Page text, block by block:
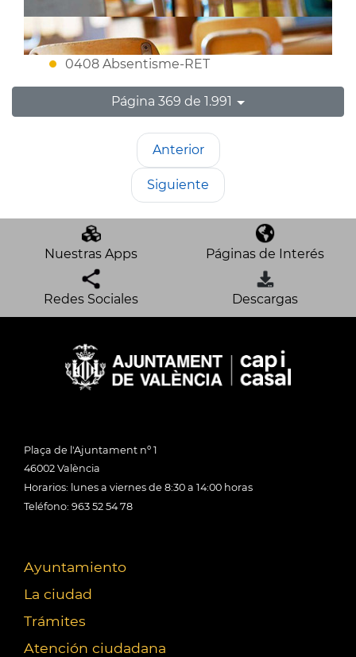
0408 Absentisme-RET
Página 369 de 1.991
Anterior
Siguiente
Nuestras Apps Páginas de Interés
Redes Sociales Descargas
Plaça de l'Ajuntament nº 1
46002 València
Horarios: lunes a viernes de 8:30 a 14:00 horas
Teléfono: 963 52 54 78
Ayuntamiento
La ciudad
Trámites
Atención ciudadana